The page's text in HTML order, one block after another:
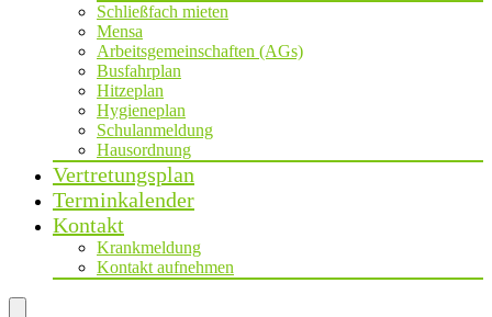
Schließfach mieten
Mensa
Arbeitsgemeinschaften (AGs)
Busfahrplan
Hitzeplan
Hygieneplan
Schulanmeldung
Hausordnung
Vertretungsplan
Terminkalender
Kontakt
Krankmeldung
Kontakt aufnehmen